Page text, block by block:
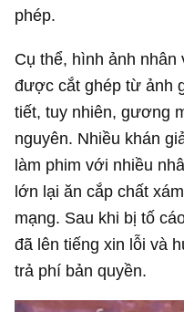
phép.
Cụ thể, hình ảnh
được cắt ghép từ ảnh
tiết, tuy nhiên, gương
nguyên. Nhiều khán
làm phim với nhiều
lớn lại ăn cắp chất
mạng. Sau khi bị tố
đã lên tiếng xin lỗi và
trả phí bản quyền.